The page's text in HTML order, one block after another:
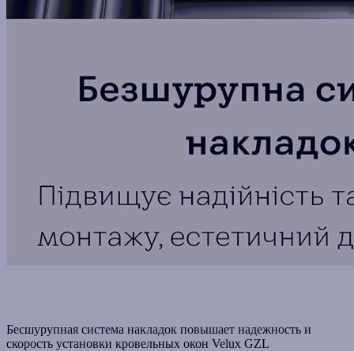
Бесшурупная система накладок повышает надежность и
скорость установки кровельных окон Velux GZL